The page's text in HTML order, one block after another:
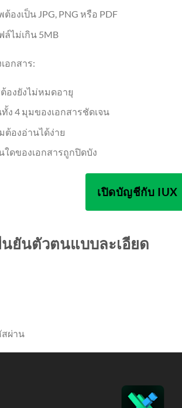
องเป็น JPG, PNG หรือ PDF
ล์ไม่เกิน 5MB
อกสาร:
ต้องยังไม่หมดอายุ
ง 4 มุมของเอกสารชัดเจน
ต้องอ่านได้ง่าย
ใดของเอกสารถูกปิดบัง
เปิดบัญชีกับ IUX
ยันตัวตนแบบละเอียด
ผ่าน